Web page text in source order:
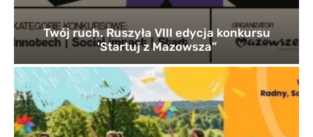
Twój ruch. Ruszyła VIII edycja konkursu
'Startuj z Mazowsza”